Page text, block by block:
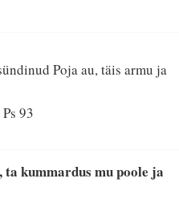
Poja au, täis armu ja
93
kummardus mu poole ja